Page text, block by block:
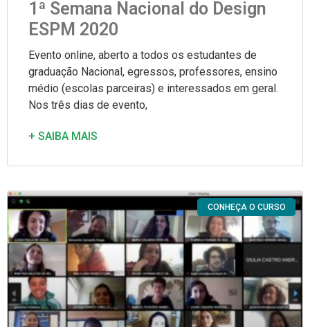
1ª Semana Nacional do Design
ESPM 2020
Evento online, aberto a todos os estudantes de
graduação Nacional, egressos, professores, ensino
médio (escolas parceiras) e interessados em geral.
Nos três dias de evento,
+ SAIBA MAIS
CONHEÇA O CURSO